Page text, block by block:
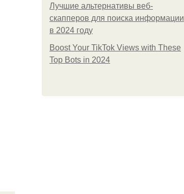
Лучшие альтернативы веб-
скапперов для поиска информации
в 2024 году
Boost Your TikTok Views with These
Top Bots in 2024